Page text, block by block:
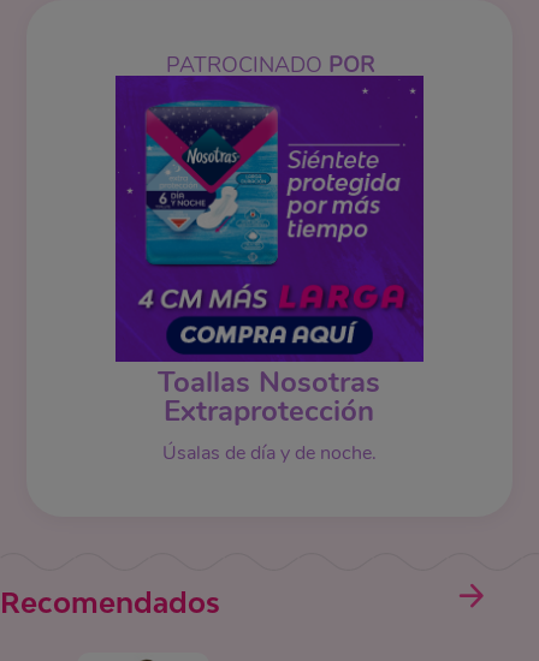
PATROCINADO POR
Toallas Nosotras
Extraprotección
Úsalas de día y de noche.
Recomendados